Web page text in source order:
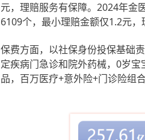
元，理赔服务有保障。2024年金
6109个，最小理赔金额仅1.2元，
保费方面，以社保身份投保基础责
定疾病门急诊和院外药械，0岁
品，百万医疗+意外险+门诊险组